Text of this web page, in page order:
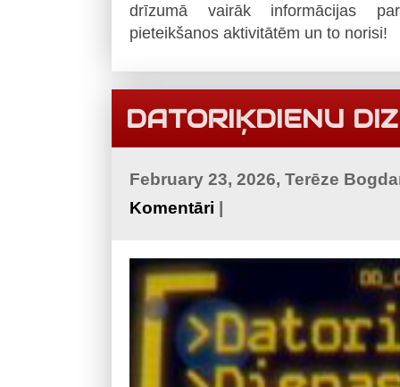
drīzumā vairāk informācijas par
pieteikšanos aktivitātēm un to norisi!
DATORIĶDIENU
February 23, 2026, Terēze
Komentāri